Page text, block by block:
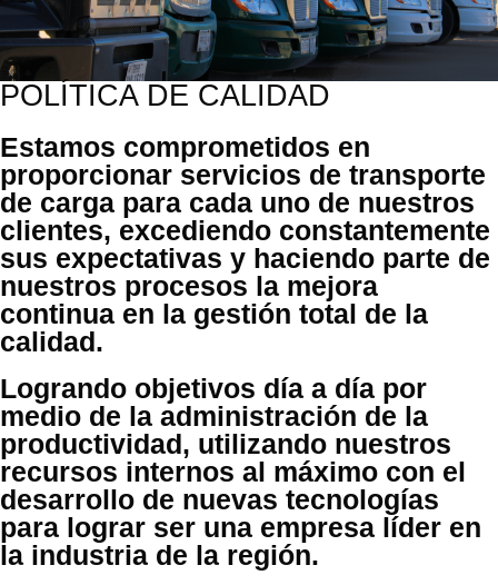
POLÍTICA DE CALIDAD
Estamos comprometidos en
proporcionar servicios de transporte
de carga para cada uno de nuestros
clientes, excediendo constantemente
sus expectativas y haciendo parte de
nuestros procesos la mejora
continua en la gestión total de la
calidad.
Logrando objetivos día a día por
medio de la administración de la
productividad, utilizando nuestros
recursos internos al máximo con el
desarrollo de nuevas tecnologías
para lograr ser una empresa líder en
la industria de la región.